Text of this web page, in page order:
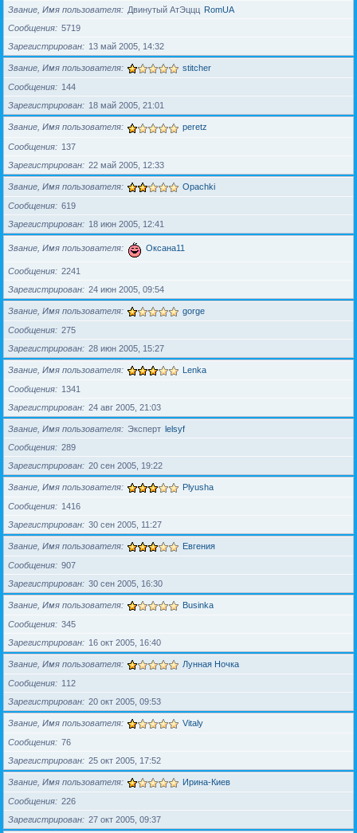
Звание, Имя пользователя Двинутый АтЭццц RomUA
Сообщения
5719
Зарегистрирован
13 май 2005, 14:32
Звание, Имя пользователя stitcher
Сообщения
144
Зарегистрирован
18 май 2005, 21:01
Звание, Имя пользователя peretz
Сообщения
137
Зарегистрирован
22 май 2005, 12:33
Звание, Имя пользователя Opachki
Сообщения
619
Зарегистрирован
18 июн 2005, 12:41
Звание, Имя пользователя Оксана11
Сообщения
2241
Зарегистрирован
24 июн 2005, 09:54
Звание, Имя пользователя gorge
Сообщения
275
Зарегистрирован
28 июн 2005, 15:27
Звание, Имя пользователя Lenka
Сообщения
1341
Зарегистрирован
24 авг 2005, 21:03
Звание, Имя пользователя Эксперт lelsyf
Сообщения
289
Зарегистрирован
20 сен 2005, 19:22
Звание, Имя пользователя Plyusha
Сообщения
1416
Зарегистрирован
30 сен 2005, 11:27
Звание, Имя пользователя Евгения
Сообщения
907
Зарегистрирован
30 сен 2005, 16:30
Звание, Имя пользователя Businka
Сообщения
345
Зарегистрирован
16 окт 2005, 16:40
Звание, Имя пользователя Лунная Ночка
Сообщения
112
Зарегистрирован
20 окт 2005, 09:53
Звание, Имя пользователя Vitaly
Сообщения
76
Зарегистрирован
25 окт 2005, 17:52
Звание, Имя пользователя Ирина-Киев
Сообщения
226
Зарегистрирован
27 окт 2005, 09:37